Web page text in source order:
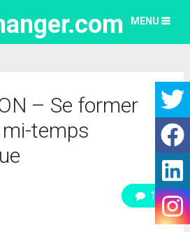
MENU
– Se former
temps
1